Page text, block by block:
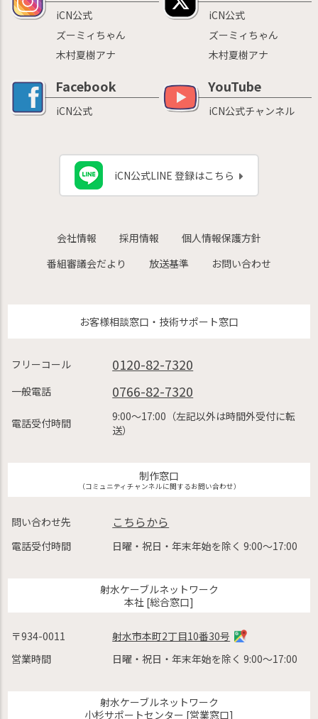
iCN公式
ズーミィちゃん
木村夏樹アナ
iCN公式
ズーミィちゃん
木村夏樹アナ
Facebook
iCN公式
YouTube
iCN公式チャンネル
iCN公式LINE 登録はこちら
会社情報 採用情報
個人情報保護方針
番組審議会だより
放送基準 お問い合わせ
お客様相談窓口・技術サポート窓口
フリーコール 0120-82-7320
一般電話 0766-82-7320
電話受付時間
9:00〜17:00（左記以外は時間外受付に転
送）
制作窓口
（コミュニティチャンネルに関するお問い合わせ）
問い合わせ先 こちらから
電話受付時間 日曜・祝日・年末年始を除く 9:00〜17:00
射水ケーブルネットワーク
本社 [総合窓口]
〒934-0011
射水市本町2丁目10番30号
営業時間
日曜・祝日・年末年始を除く 9:00〜17:00
射水ケーブルネットワーク
小杉サポートセンター [営業窓口]